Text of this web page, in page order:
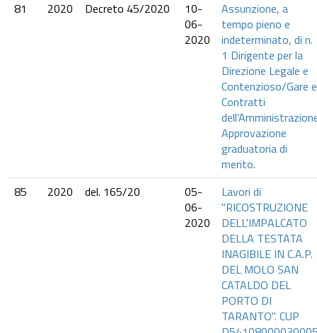
81 2020 Decreto 45/2020
10-
06-
2020
Assunzione, a
tempo pieno e
indeterminato, di n.
1 Dirigente per la
Direzione Legale e
Contenzioso/Gare e
Contratti
Approvazione
graduatoria di
merito.
85
2020 del. 165/20
05-
06-
2020
Lavori di
"RICOSTRUZIONE
DELL'IMPALCATO
DELLA TESTATA
INAGIBILE IN C.A.P.
DEL MOLO SAN
CATALDO DEL
PORTO DI
TARANTO". CUP